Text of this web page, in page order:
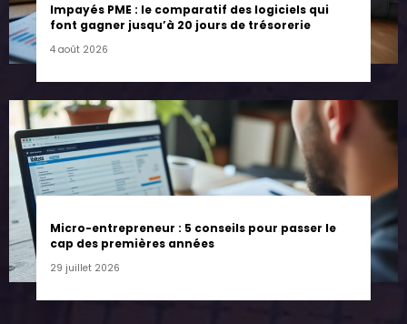
Impayés PME : le comparatif des logiciels qui
font gagner jusqu’à 20 jours de trésorerie
4 août 2026
Micro-entrepreneur : 5 conseils pour passer le
cap des premières années
29 juillet 2026